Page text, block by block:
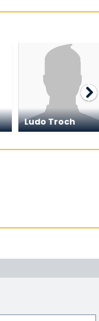
Ludo Troch